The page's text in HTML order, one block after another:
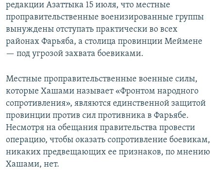
редакции Азаттыка 15 июля, что местные
проправительственные военизированные группы
вынуждены отступать практически во всех
районах Фарьяба, а столица провинции Меймене
— под угрозой захвата боевиками.
Местные проправительственные военные силы,
которые Хашами называет «Фронтом народного
сопротивления», являются единственной защитой
провинции против сил противника в Фарьябе.
Несмотря на обещания правительства провести
операцию, чтобы оказать сопротивление боевикам,
никаких предвещающих ее признаков, по мнению
Хашами, нет.